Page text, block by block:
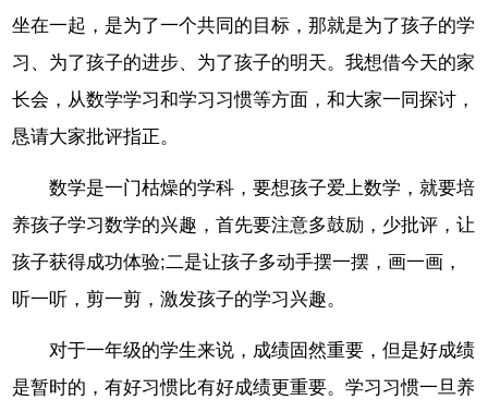
坐在一起，是为了一个共同的目标，那就是为了孩子的学
习、为了孩子的进步、为了孩子的明天。我想借今天的家
长会，从数学学习和学习习惯等方面，和大家一同探讨，
恳请大家批评指正。
数学是一门枯燥的学科，要想孩子爱上数学，就要培
养孩子学习数学的兴趣，首先要注意多鼓励，少批评，让
孩子获得成功体验;二是让孩子多动手摆一摆，画一画，
听一听，剪一剪，激发孩子的学习兴趣。
对于一年级的学生来说，成绩固然重要，但是好成绩
是暂时的，有好习惯比有好成绩更重要。学习习惯一旦养